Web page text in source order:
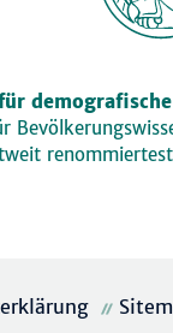
demografische